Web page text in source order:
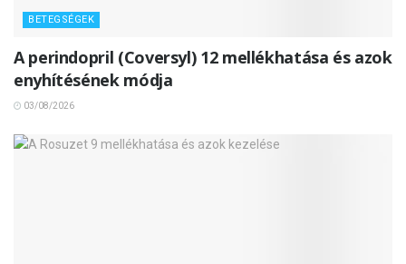
BETEGSÉGEK
A perindopril (Coversyl) 12 mellékhatása és azok
enyhítésének módja
03/08/2026